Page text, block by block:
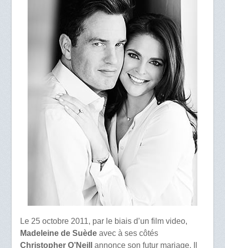
Le 25 octobre 2011, par le biais d’un film video,
Madeleine de Suèdeavec à ses côtés
Christopher O’Neill
annonce son futur mariage. Il